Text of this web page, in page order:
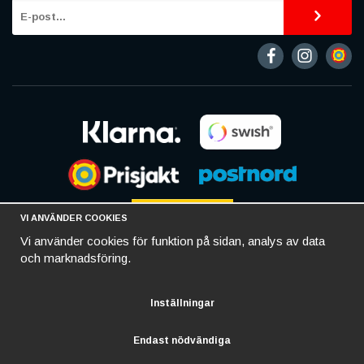
VI ANVÄNDER COOKIES
Vi använder cookies för funktion på sidan, analys av data
och marknadsföring.
Inställningar
Endast nödvändiga